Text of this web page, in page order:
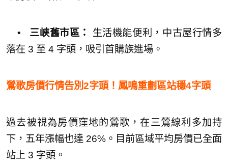
• 三峽舊市區：
生活機能便利，中古屋行情多
落在 3 至 4 字頭，吸引首購族進場。
鶯歌房價行情告別2字頭！鳳鳴重劃區站穩4字頭
過去被視為房價窪地的鶯歌，在三鶯線利多加持
下，五年漲幅也達 26%。目前區域平均房價已全面
站上 3 字頭。